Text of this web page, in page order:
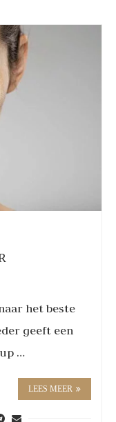
het beste
geeft een
…
LEES MEER